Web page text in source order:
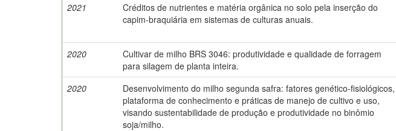
2021
Créditos de nutrientes e matéria orgânica no solo pela inserção do
capim-braquiária em sistemas de culturas anuais.
2020
Cultivar de milho BRS 3046: produtividade e qualidade de forragem
para silagem de planta inteira.
2020
Desenvolvimento do milho segunda safra: fatores genético-fisiológicos,
plataforma de conhecimento e práticas de manejo de cultivo e uso,
visando sustentabilidade de produção e produtividade no binômio
soja/milho.